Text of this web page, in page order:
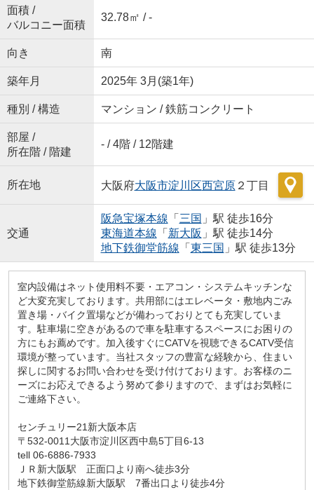
面積 /
バルコニー面積
32.78㎡ / -
向き 南
築年月 2025年 3月(築1年)
種別 / 構造 マンション / 鉄筋コンクリート
部屋 /
所在階 / 階建
- / 4階 / 12階建
所在地 大阪府大阪市淀川区西宮原２丁目
交通
阪急宝塚本線 「 三国 」駅 徒歩16分
東海道本線 「 新大阪 」駅 徒歩14分
地下鉄御堂筋線 「 東三国 」駅 徒歩13分
室内設備はネット使用料不要・エアコン・システムキッチンな
ど大変充実しております。共用部にはエレベータ・敷地内ごみ
置き場・バイク置場などが備わっておりとても充実していま
す。駐車場に空きがあるので車を駐車するスペースにお困りの
方にもお薦めです。加入後すぐにCATVを視聴できるCATV受信
環境が整っています。当社スタッフの豊富な経験から、住まい
探しに関するお問い合わせを受け付けております。お客様のニ
ーズにお応えできるよう努めて参りますので、まずはお気軽に
ご連絡下さい。
センチュリー21新大阪本店
〒532-0011大阪市淀川区西中島5丁目6-13
tell 06-6886-7933
ＪＲ新大阪駅 正面口より南へ徒歩3分
地下鉄御堂筋線新大阪駅 7番出口より徒歩4分